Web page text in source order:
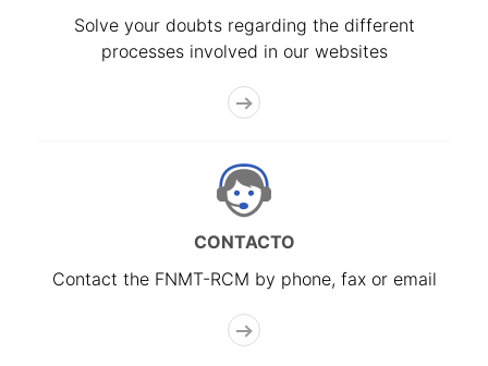
Solve your doubts regarding the different
processes involved in our websites
CONTACTO
Contact the FNMT-RCM by phone, fax or email